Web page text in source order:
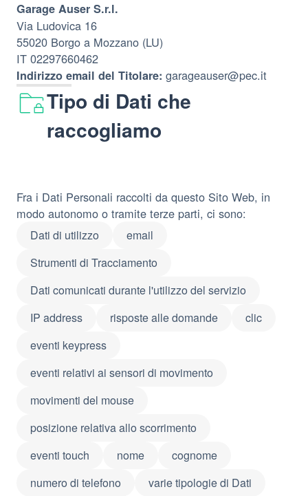
Garage Auser S.r.l.
Via Ludovica 16
55020 Borgo a Mozzano (LU)
IT 02297660462
Indirizzo email del Titolare: garageauser@pec.it
Tipo di Dati che
raccogliamo
Fra i Dati Personali raccolti da questo Sito Web, in
modo autonomo o tramite terze parti, ci sono:
Dati di utilizzo
email
Strumenti di Tracciamento
Dati comunicati durante l'utilizzo del servizio
IP address
risposte alle domande
clic
eventi keypress
eventi relativi ai sensori di movimento
movimenti del mouse
posizione relativa allo scorrimento
eventi touch
nome
cognome
numero di telefono
varie tipologie di Dati